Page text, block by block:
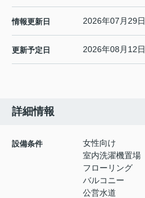
情報更新日 2026年07月29日
更新予定日 2026年08月12日
詳細情報
設備条件
女性向け
室内洗濯機置場
フローリング
バルコニー
公営水道